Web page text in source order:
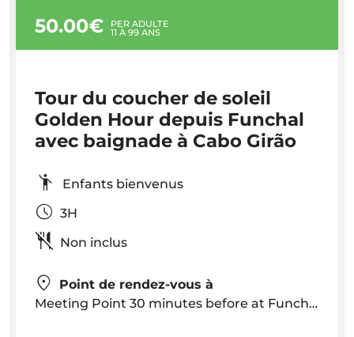
50.00€ PER ADULTE
11 À 99 ANS
Tour du coucher de soleil
Golden Hour depuis Funchal
avec baignade à Cabo Girão
Enfants bienvenus
3H
Non inclus
Point de rendez-vous à
Meeting Point 30 minutes before at Funchal Marina - VENTURA | Nature Emotions - Shop nº 10